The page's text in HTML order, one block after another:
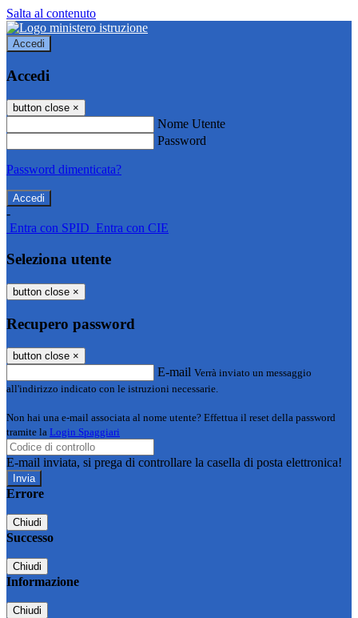
Salta al contenuto
Accedi
Accedi
button close ×
Nome Utente
Password
Password dimenticata?
-
Entra con SPID Entra con CIE
Seleziona utente
button close ×
Recupero password
button close ×
E-mail Verrà inviato un messaggio
all'indirizzo indicato con le istruzioni necessarie.
Non hai una e-mail associata al nome utente? Effettua il reset della password
tramite la Login Spaggiari
E-mail inviata, si prega di controllare la casella di posta elettronica!
Errore
Chiudi
Successo
Chiudi
Informazione
Chiudi